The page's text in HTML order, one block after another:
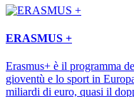
ERASMUS +
Erasmus+ è il programma
gioventù e lo sport in
miliardi di euro, quasi il